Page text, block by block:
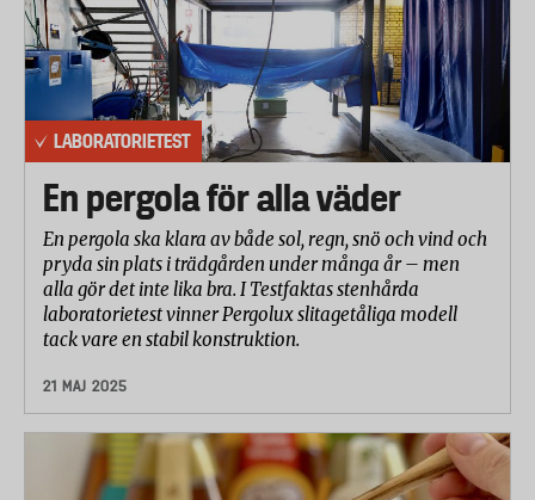
LABORATORIETEST
En pergola för alla väder
En pergola ska klara av både sol, regn, snö och vind och
pryda sin plats i trädgården under många år – men
alla gör det inte lika bra. I Testfaktas stenhårda
laboratorietest vinner Pergolux slitagetåliga modell
tack vare en stabil konstruktion.
21 MAJ 2025